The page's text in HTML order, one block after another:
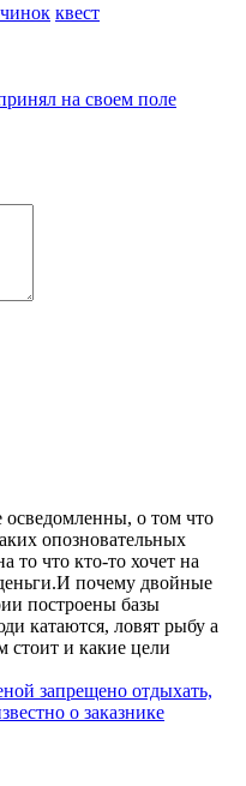
квест
на своем поле
о том что
опозновательных
то что кто-то хочет на
почему двойные
построены базы
катаются, ловят рыбу а
стоит и какие цели
запрещено отдыхать,
о заказнике